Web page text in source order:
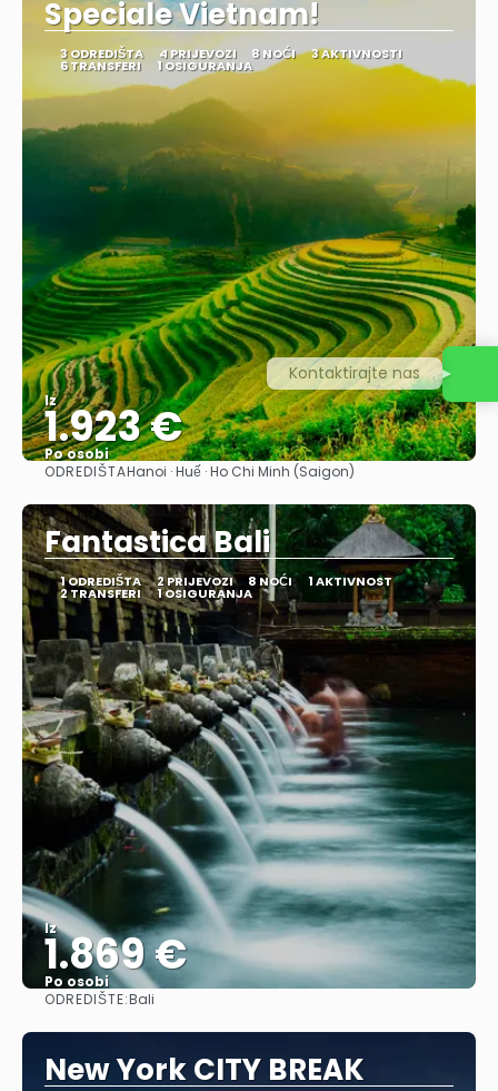
Speciale Vietnam!
3 ODREDIŠTA 4 PRIJEVOZI 8 NOĆI 3 AKTIVNOSTI
6 TRANSFERI 1 OSIGURANJA
Iz
1.923 €
Po osobi
Vidjeti
ODREDIŠTAHanoi · Huế · Ho Chi Minh (Saigon)
Fantastica Bali
1 ODREDIŠTA 2 PRIJEVOZI 8 NOĆI 1 AKTIVNOST
2 TRANSFERI 1 OSIGURANJA
Iz
1.869 €
Po osobi
ODREDIŠTE:Bali
New York CITY BREAK
Kontaktirajte nas